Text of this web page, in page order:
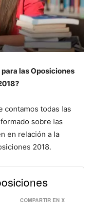
las Oposiciones
contamos todas las
sobre las
en relación a la
2018.
COMPARTIR EN X